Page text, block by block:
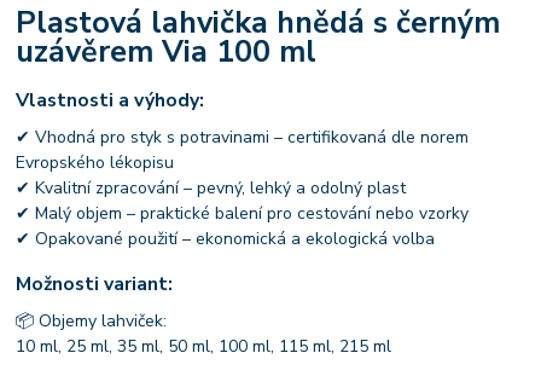
Plastová lahvička hnědá s černým
uzávěrem Via 100 ml
Vlastnosti a výhody:
✔ Vhodná pro styk s potravinami – certifikovaná dle norem
Evropského lékopisu
✔ Kvalitní zpracování – pevný, lehký a odolný plast
✔ Malý objem – praktické balení pro cestování nebo vzorky
✔ Opakované použití – ekonomická a ekologická volba
Možnosti variant:
📦 Objemy lahviček:
10 ml, 25 ml, 35 ml, 50 ml, 100 ml, 115 ml, 215 ml